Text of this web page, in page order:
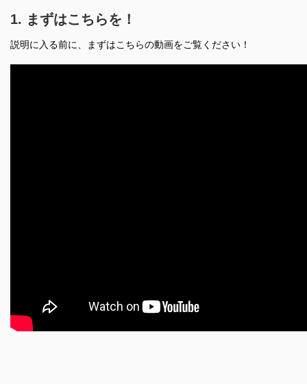
1. まずはこちらを！
説明に入る前に、まずはこちらの動画をご覧ください！